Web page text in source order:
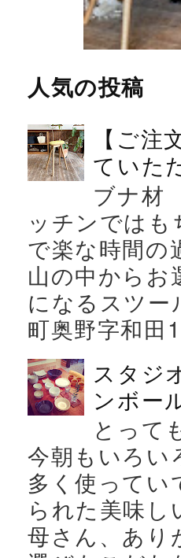
人気の投稿
【ご
ていた
ブナ材
ッチンでは
で楽な時間の
山の中から
になるスツー
町奥野字和
スタジ
ンボー
とって
今朝もいろい
多く使ってい
られた美味
母さん、あり